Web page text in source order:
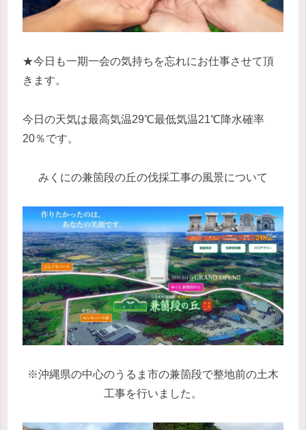
★今日も一期一会の気持ちを忘れにお仕事させて頂
きます。
今日の天気は最高気温29℃最低気温21℃降水確率
20％です。
みくにの兼箇段の丘の伐採工事の風景について
※沖縄県の中心のうるま市の兼箇段で整地前の土木
工事を行いました。